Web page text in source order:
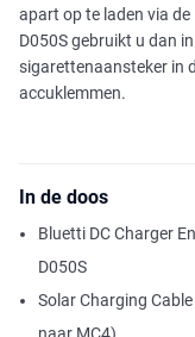
apart op te laden via de
D050S gebruikt u dan
sigarettenaansteker in
accuklemmen.
In de doos
Bluetti DC Charger
D050S
Solar Charging